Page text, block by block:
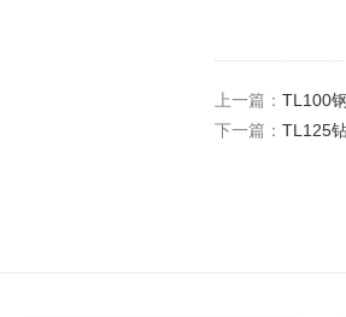
上一篇： TL100
下一篇： TL125